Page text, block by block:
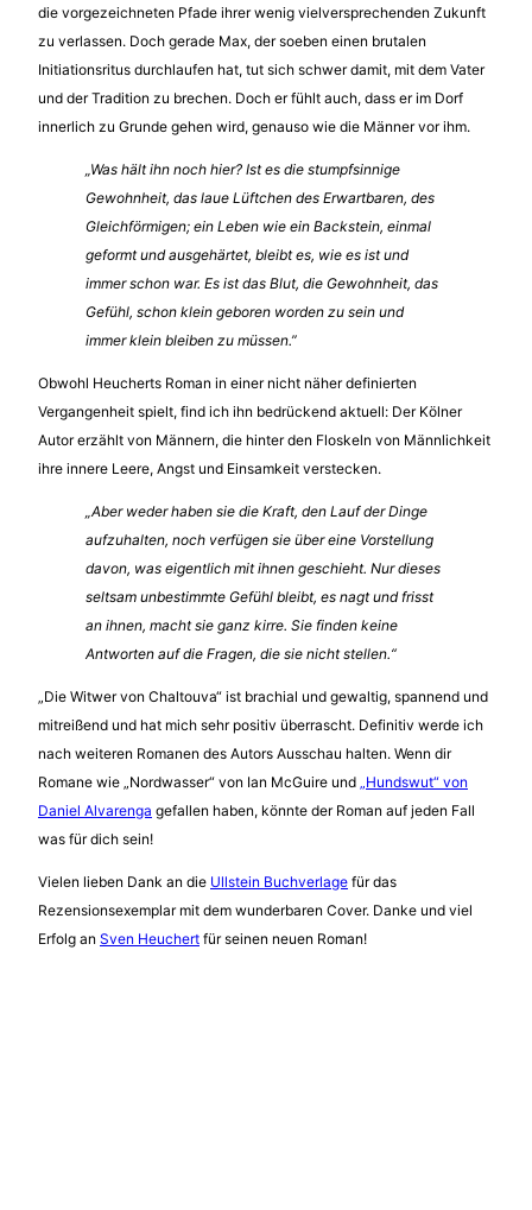
die vorgezeichneten Pfade ihrer wenig vielversprechenden Zukunft
zu verlassen. Doch gerade Max, der soeben einen brutalen
Initiationsritus durchlaufen hat, tut sich schwer damit, mit dem Vater
und der Tradition zu brechen. Doch er fühlt auch, dass er im Dorf
innerlich zu Grunde gehen wird, genauso wie die Männer vor ihm.
„Was hält ihn noch hier? Ist es die stumpfsinnige
Gewohnheit, das laue Lüftchen des Erwartbaren, des
Gleichförmigen; ein Leben wie ein Backstein, einmal
geformt und ausgehärtet, bleibt es, wie es ist und
immer schon war. Es ist das Blut, die Gewohnheit, das
Gefühl, schon klein geboren worden zu sein und
immer klein bleiben zu müssen.”
Obwohl Heucherts Roman in einer nicht näher definierten
Vergangenheit spielt, find ich ihn bedrückend aktuell: Der Kölner
Autor erzählt von Männern, die hinter den Floskeln von Männlichkeit
ihre innere Leere, Angst und Einsamkeit verstecken.
„Aber weder haben sie die Kraft, den Lauf der Dinge
aufzuhalten, noch verfügen sie über eine Vorstellung
davon, was eigentlich mit ihnen geschieht. Nur dieses
seltsam unbestimmte Gefühl bleibt, es nagt und frisst
an ihnen, macht sie ganz kirre. Sie finden keine
Antworten auf die Fragen, die sie nicht stellen.“
„Die Witwer von Chaltouva“ ist brachial und gewaltig, spannend und
mitreißend und hat mich sehr positiv überrascht. Definitiv werde ich
nach weiteren Romanen des Autors Ausschau halten. Wenn dir
Romane wie „Nordwasser“ von Ian McGuire und „Hundswut“ von
Daniel Alvarenga gefallen haben, könnte der Roman auf jeden Fall
was für dich sein!
Vielen lieben Dank an die Ullstein Buchverlage für das
Rezensionsexemplar mit dem wunderbaren Cover. Danke und viel
Erfolg an Sven Heuchert für seinen neuen Roman!